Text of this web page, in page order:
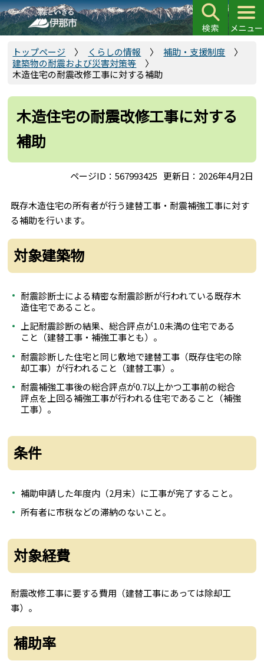
こ
の
ペ
先
トップページ くらしの情報
補助・支援制度
建築物の耐震および災害対策等
木造住宅の耐震改修工事に対する補助
木造住宅の耐震改修工事に対する
補助
ページID：567993425 更新日：2026年4月2日
既存木造住宅の所有者が行う建替工事・耐震補強工事に対す
る補助を行います。
対象建築物
耐震診断士による精密な耐震診断が行われている既存木
造住宅であること。
上記耐震診断の結果、総合評点が1.0未満の住宅である
こと（建替工事・補強工事とも）。
耐震診断した住宅と同じ敷地で建替工事（既存住宅の除
却工事）が行われること（建替工事）。
耐震補強工事後の総合評点が0.7以上かつ工事前の総合
評点を上回る補強工事が行われる住宅であること（補強
工事）。
条件
補助申請した年度内（2月末）に工事が完了すること。
所有者に市税などの滞納のないこと。
対象経費
耐震改修工事に要する費用（建替工事にあっては除却工
事）。
補助率